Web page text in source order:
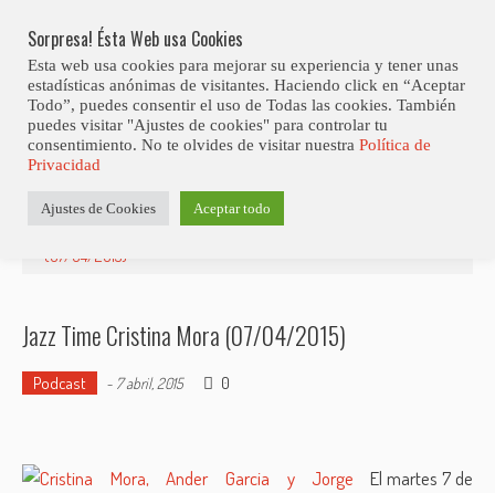
content
Club Contest.
Podcast > Jazz Time Cristina Mora
(07/04/2015)
Jazz Time Cristina Mora (07/04/2015)
Podcast - 7 abril, 2015 0
El martes 7 de
Sorpresa! Ésta Web usa Cookies
Esta web usa cookies para mejorar su experiencia y tener unas
estadísticas anónimas de visitantes. Haciendo click en “Aceptar
Todo”, puedes consentir el uso de Todas las cookies. También
puedes visitar "Ajustes de cookies" para controlar tu
consentimiento. No te olvides de visitar nuestra Política de
Privacidad
Ajustes de Cookies Aceptar todo